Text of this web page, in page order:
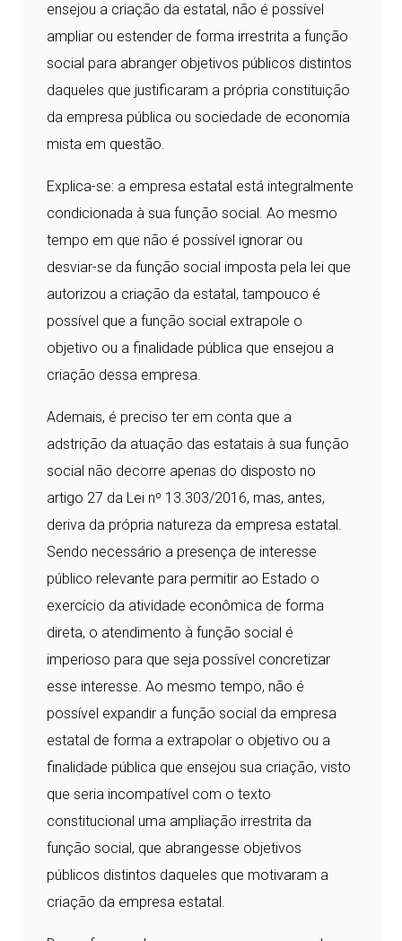
ensejou a criação da estatal, não é possível
ampliar ou estender de forma irrestrita a função
social para abranger objetivos públicos distintos
daqueles que justificaram a própria constituição
da empresa pública ou sociedade de economia
mista em questão.
Explica-se: a empresa estatal está integralmente
condicionada à sua função social. Ao mesmo
tempo em que não é possível ignorar ou
desviar-se da função social imposta pela lei que
autorizou a criação da estatal, tampouco é
possível que a função social extrapole o
objetivo ou a finalidade pública que ensejou a
criação dessa empresa.
Ademais, é preciso ter em conta que a
adstrição da atuação das estatais à sua função
social não decorre apenas do disposto no
artigo 27 da Lei nº 13.303/2016, mas, antes,
deriva da própria natureza da empresa estatal.
Sendo necessário a presença de interesse
público relevante para permitir ao Estado o
exercício da atividade econômica de forma
direta, o atendimento à função social é
imperioso para que seja possível concretizar
esse interesse. Ao mesmo tempo, não é
possível expandir a função social da empresa
estatal de forma a extrapolar o objetivo ou a
finalidade pública que ensejou sua criação, visto
que seria incompatível com o texto
constitucional uma ampliação irrestrita da
função social, que abrangesse objetivos
públicos distintos daqueles que motivaram a
criação da empresa estatal.